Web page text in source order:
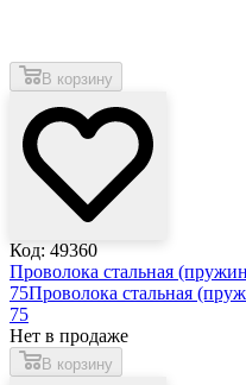
В корзину
Код: 49360
Проволока стальная
75Проволока стальная
75
Нет в продаже
В корзину